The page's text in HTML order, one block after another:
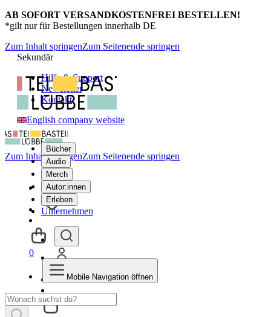
AB SOFORT VERSANDKOSTENFREI BESTELLEN!
*gilt nur für Bestellungen innerhalb DE
Zum Inhalt springenZum Seitenende springen
Sekundär
Hilfe & Support
Newsletter
Kontakt
English company website
Bücher
Audio
Merch
Autor:innen
Erleben
Unternehmen
Zum Inhalt springenZum Seitenende springen
0
Mobile Navigation öffnen